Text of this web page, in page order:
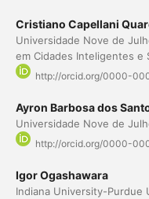
Cristiano Capellani
Universidade Nove de
em Cidades Inteligentes e
http://orcid.org/0000-
Ayron Barbosa dos
Universidade Nove de
http://orcid.org/0000-
Igor Ogashawara
Indiana University-Purdue